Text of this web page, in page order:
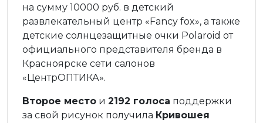
на сумму 10000 руб. в детский
развлекательный центр «Fancy fox», а также
детские солнцезащитные очки Polaroid от
официального представителя бренда в
Красноярске сети салонов
«ЦентрОПТИКА».
Второе место и 2192 голоса поддержки
за свой рисунок получила Кривошея